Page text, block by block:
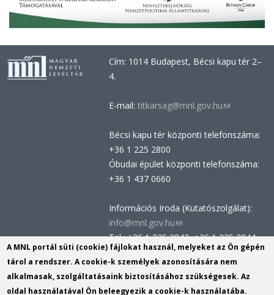
Cím: 1014 Budapest, Bécsi kapu tér 2–
4.
E-mail: titkarsag@mnl.gov.hu(link
e-
Bécsi kapu tér központi telefonszáma:
+36 1 225 2800
Óbudai épület központi telefonszáma:
+36 1 437 0660
Információs Iroda (Kutatószolgálat):
info@mnl.gov.hu(link
sends
e-
mail)
Tel.: +36 1 225 2843, +36 1 225 2844
Postacím: 1014 Budapest, Bécsi kapu
tér 2-4.
Felnőttképzési nyilvántartási szám:
A MNL portál süti (cookie) fájlokat használ, melyeket az Ön gépén
tárol a rendszer. A cookie-k személyek azonosítására nem
alkalmasak, szolgáltatásaink biztosításához szükségesek. Az
oldal használatával Ön beleegyezik a cookie-k használatába.